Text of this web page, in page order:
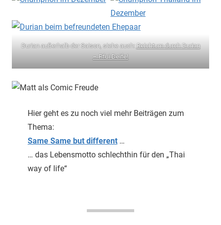
Durian außerhalb der Saison, siehe auch: Reichtum durch Durian
– Pfui Deife!
Hier geht es zu noch viel mehr Beiträgen zum
Thema:
Same Same but different …
… das Lebensmotto schlechthin für den „Thai
way of life“